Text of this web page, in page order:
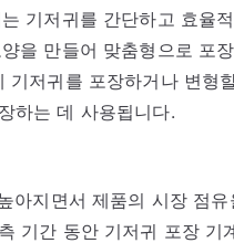
기저귀를 간단하고 효율
을 만들어 맞춤형으로 포
기저귀를 포장하거나 변형
하는 데 사용됩니다.
지면서 제품의 시장 점
기간 동안 기저귀 포장 기